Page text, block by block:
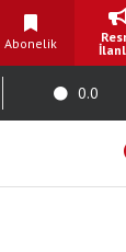
Abonelik
0.0